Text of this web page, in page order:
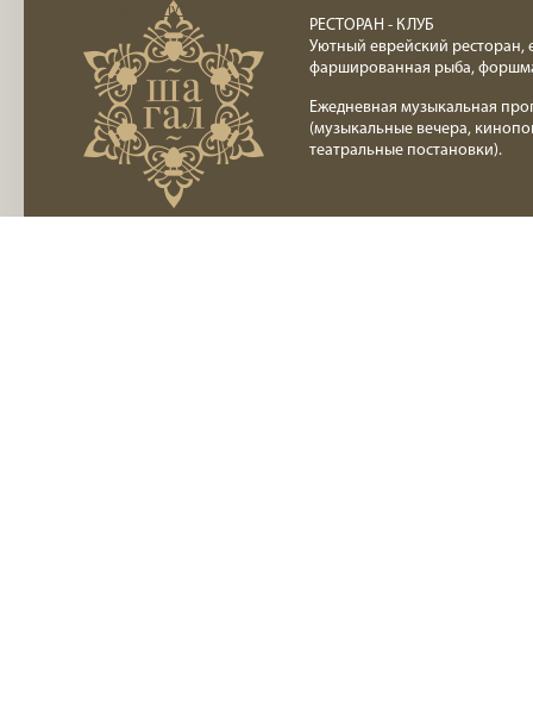
Ресторан клуб Шагал
РЕСТОРАН - КЛУБ
Уютный еврейский ресторан,
фаршированная рыба,
Ежедневная музыкальная
(музыкальные вечера,
театральные постановки).